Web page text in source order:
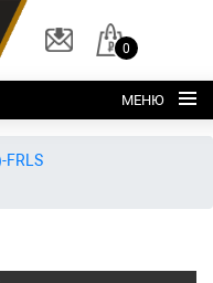
0
МЕНЮ